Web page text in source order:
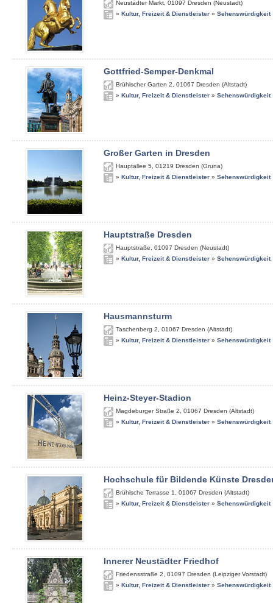
Neustädter Markt 01097 Dresden (Neustadt)
» Kultur, Freizeit & Dienstleister » Sehenswürdigkeit
Gottfried-Semper-Denkmal
Brühlscher Garten 2 01067 Dresden (Altstadt)
» Kultur, Freizeit & Dienstleister » Sehenswürdigkeit
Großer Garten in Dresden
Hauptallee 5 01219 Dresden (Gruna)
» Kultur, Freizeit & Dienstleister » Sehenswürdigkeit
Hauptstraße Dresden
Hauptstraße 01097 Dresden (Neustadt)
» Kultur, Freizeit & Dienstleister » Sehenswürdigkeit
Hausmannsturm
Taschenberg 2 01067 Dresden (Altstadt)
» Kultur, Freizeit & Dienstleister » Sehenswürdigkeit
Heinz-Steyer-Stadion
Magdeburger Straße 2 01067 Dresden (Altstadt)
» Kultur, Freizeit & Dienstleister » Sehenswürdigkeit
Hochschule für Bildende Künste
Brühlsche Terrasse 1 01067 Dresden (Altstadt)
» Kultur, Freizeit & Dienstleister » Sehenswürdigkeit
Innerer Neustädter Friedhof
Friedensstraße 2 01097 Dresden (Leipziger Vorstadt)
» Kultur, Freizeit & Dienstleister » Sehenswürdigkeit